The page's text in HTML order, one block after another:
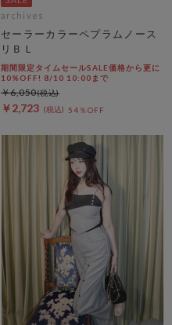
archives
セーラーカラーペプラムノース
リＢＬ
期間限定タイムセールSALE価格から更に
10%OFF! 8/10 10:00まで
￥2,723 54％OFF
￥6,050